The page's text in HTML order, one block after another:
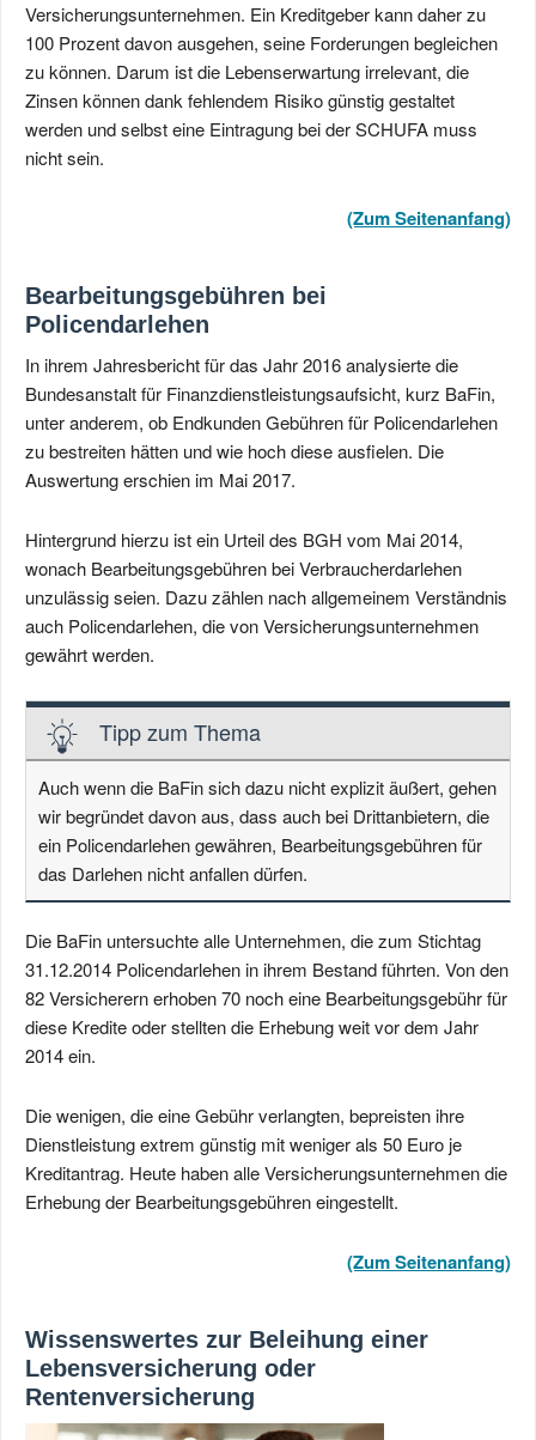
Versicherungsunternehmen. Ein Kreditgeber kann daher zu
100 Prozent davon ausgehen, seine Forderungen begleichen
zu können. Darum ist die Lebenserwartung irrelevant, die
Zinsen können dank fehlendem Risiko günstig gestaltet
werden und selbst eine Eintragung bei der SCHUFA muss
nicht sein.
(Zum Seitenanfang)
Bearbeitungsgebühren bei
Policendarlehen
In ihrem Jahresbericht für das Jahr 2016 analysierte die
Bundesanstalt für Finanzdienstleistungsaufsicht, kurz BaFin,
unter anderem, ob Endkunden Gebühren für Policendarlehen
zu bestreiten hätten und wie hoch diese ausfielen. Die
Auswertung erschien im Mai 2017.
Hintergrund hierzu ist ein Urteil des BGH vom Mai 2014,
wonach Bearbeitungsgebühren bei Verbraucherdarlehen
unzulässig seien. Dazu zählen nach allgemeinem Verständnis
auch Policendarlehen, die von Versicherungsunternehmen
gewährt werden.
Tipp zum Thema
Auch wenn die BaFin sich dazu nicht explizit äußert, gehen
wir begründet davon aus, dass auch bei Drittanbietern, die
ein Policendarlehen gewähren, Bearbeitungsgebühren für
das Darlehen nicht anfallen dürfen.
Die BaFin untersuchte alle Unternehmen, die zum Stichtag
31.12.2014 Policendarlehen in ihrem Bestand führten. Von den
82 Versicherern erhoben 70 noch eine Bearbeitungsgebühr für
diese Kredite oder stellten die Erhebung weit vor dem Jahr
2014 ein.
Die wenigen, die eine Gebühr verlangten, bepreisten ihre
Dienstleistung extrem günstig mit weniger als 50 Euro je
Kreditantrag. Heute haben alle Versicherungsunternehmen die
Erhebung der Bearbeitungsgebühren eingestellt.
(Zum Seitenanfang)
Wissenswertes zur Beleihung einer
Lebensversicherung oder
Rentenversicherung